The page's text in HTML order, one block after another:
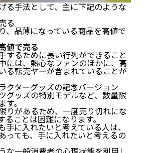
る手法として、主に下記のような
る
、品薄になっている商品を高値で
値で売る
するために長い行列ができること
には、熱心なファンのほかに、高
る転売ヤーが含まれていることが
クターグッズの記念バージョン
グッズの特別モデルなど、数量限
す。
りがあるため、一度売り切れにな
ることは困難になります。
手に入れたいと考えている人は、
っても、手に入れたいと考えるの